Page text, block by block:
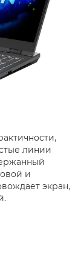
линии
и
экран,